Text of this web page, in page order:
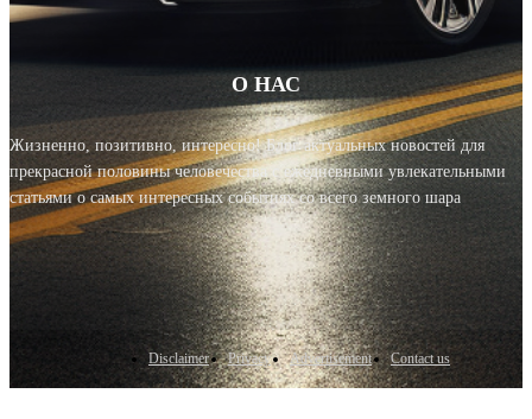
О НАС
Жизненно, позитивно, интересно! Блог актуальных новостей для
прекрасной половины человечества с ежедневными увлекательными
статьями о самых интересных событиях со всего земного шара
Disclaimer Privacy Advertisement Contact us